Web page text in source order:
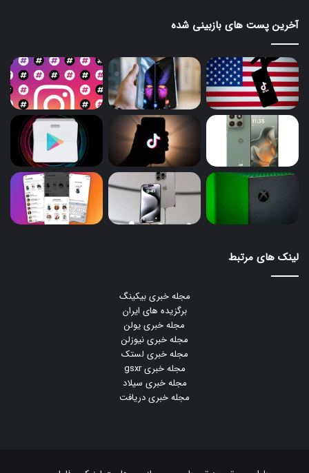
آخرین پست های بازبینی شده
لینک های مرتبط
مجله خبری بیکینگ
برگزیده های ایران
مجله خبری یولن
مجله خبری نیوزلن
مجله خبری لستک
مجله خبری gsxr
مجله خبری سیلاد
مجله خبری دریافت